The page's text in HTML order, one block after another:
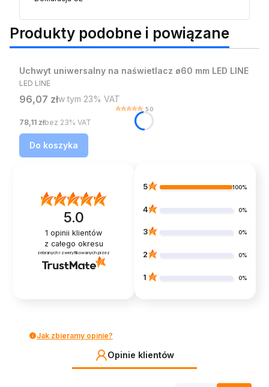
Produkty podobne i powiązane
Bestseller
Uchwyt uniwersalny na naświetlacz ø60 mm LED LINE
PRODUCENT
LED LINE
Cena brutto
96,07 złw tym %s VAT
w tym 23% VAT
5.0
Cena netto
78,11 złbez 23% VAT
Do koszyka
5.0
1 opinii klientów
z całego okresu
zebranych i zweryfikowanych przez
5 100%
4 0%
3 0%
2 0%
1 0%
Jak zbieramy opinie?
Opinie klientów